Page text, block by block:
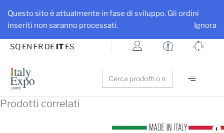
Questo sito é attualmente in fase di sviluppo. Gli ordini
inseriti non saranno processati.
Ignora
Ottieni maggiore visibilità per la tua azienda e i tuoi prodotti
Iscriviti su ItalyExpo
SQ EN FR DE IT ES
Search
for:
Prodotti correlati